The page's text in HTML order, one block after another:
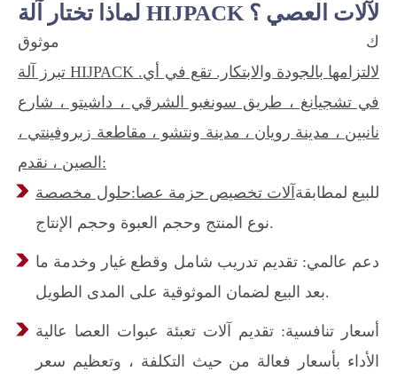
لماذا تختار آلة HIJPACK لآلات العصي ؟
ك موثوق
تبرز آلة HIJPACK لالتزامها بالجودة والابتكار. تقع في أي.
في تشجيانغ ، طريق سونغبو الشرقي ، داشيتو ، شارع
نانبين ، مدينة رويان ، مدينة ونتشو ، مقاطعة زبروفينتي ،
الصين ، نقدم:
حلول مخصصة:آلات تخصيص حزمة عصا للبيع لمطابقة
نوع المنتج وحجم العبوة وحجم الإنتاج.
دعم عالمي: تقديم تدريب شامل وقطع غيار وخدمة ما
بعد البيع لضمان الموثوقية على المدى الطويل.
أسعار تنافسية: تقديم آلات تعبئة عبوات العصا عالية
الأداء بأسعار فعالة من حيث التكلفة ، وتعظيم سعر